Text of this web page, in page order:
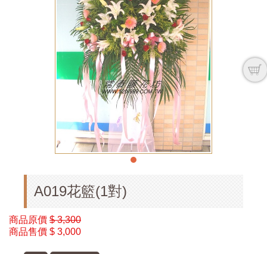
A019花籃(1對)
商品原價 $ 3,300
商品售價 $ 3,000